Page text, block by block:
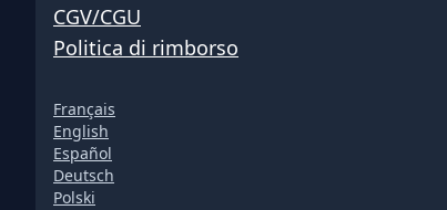
CGV/CGU
Politica di rimborso
Français
English
Español
Deutsch
Polski